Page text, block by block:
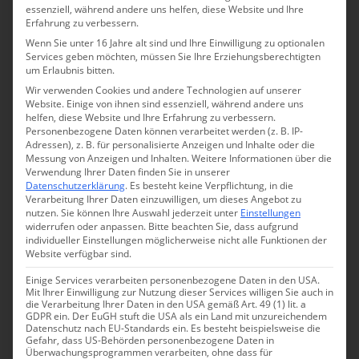
Foto: Volker Glätsch aufPixabay.com
Was Sie bei der Planung beachten sollten
Eine kurze Auszeit von der Realität muss nicht
zwangsläufig den Geldbeutel sprengen. Mit einer
sorgfältigen Planung und der Recherche nach Flügen
und Unterkünften ist es leicht, ein günstiges Angebot für
einen kurzen Wochenendausflug zu finden.
essenziell, während andere uns helfen, diese Website und Ihre
Erfahrung zu verbessern.
Wenn Sie unter 16 Jahre alt sind und Ihre Einwilligung zu optionalen
Services geben möchten, müssen Sie Ihre Erziehungsberechtigten
um Erlaubnis bitten.
Wir verwenden Cookies und andere Technologien auf unserer
Website. Einige von ihnen sind essenziell, während andere uns
helfen, diese Website und Ihre Erfahrung zu verbessern.
Personenbezogene Daten können verarbeitet werden (z. B. IP-
Adressen), z. B. für personalisierte Anzeigen und Inhalte oder die
Messung von Anzeigen und Inhalten.Weitere Informationen über die
Verwendung Ihrer Daten finden Sie in unserer
Datenschutzerklärung. Es besteht keine Verpflichtung, in die
Verarbeitung Ihrer Daten einzuwilligen, um dieses Angebot zu
nutzen.Sie können Ihre Auswahl jederzeit unter Einstellungen
widerrufen oder anpassen. Bitte beachten Sie, dass aufgrund
individueller Einstellungen möglicherweise nicht alle Funktionen der
Website verfügbar sind.
Einige Services verarbeiten personenbezogene Daten in den USA.
Mit Ihrer Einwilligung zur Nutzung dieser Services willigen Sie auch in
die Verarbeitung Ihrer Daten in den USA gemäß Art. 49 (1) lit. a
GDPR ein. Der EuGH stuft die USA als ein Land mit unzureichendem
Datenschutz nach EU-Standards ein. Es besteht beispielsweise die
Gefahr, dass US-Behörden personenbezogene Daten in
Überwachungsprogrammen verarbeiten, ohne dass für